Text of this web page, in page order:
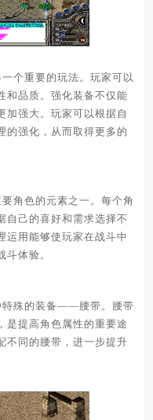
个重要的玩法。玩家可以
和品质。强化装备不仅能
加强大。玩家可以根据自
的强化，从而取得更多的
角色的元素之一。每个角
自己的喜好和需求选择不
运用能够使玩家在战斗中
体验。
特殊的装备——腰带。腰带
是提高角色属性的重要途
不同的腰带，进一步提升